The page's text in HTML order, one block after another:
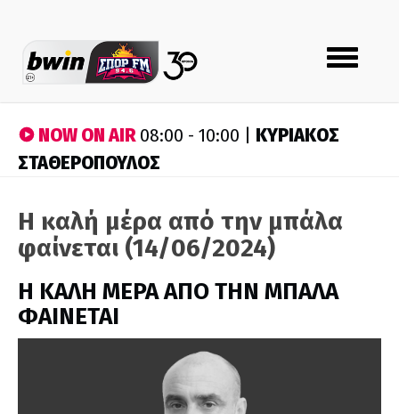
Toggle
navigation
NOW ON AIR08:00 - 10:00 | ΚΥΡΙΑΚΟΣ
ΣΤΑΘΕΡΟΠΟΥΛΟΣ
Η καλή μέρα από την μπάλα
φαίνεται (14/06/2024)
H ΚΑΛΗ ΜΕΡΑ ΑΠΟ ΤΗΝ ΜΠΑΛΑ
ΦΑΙΝΕΤΑΙ